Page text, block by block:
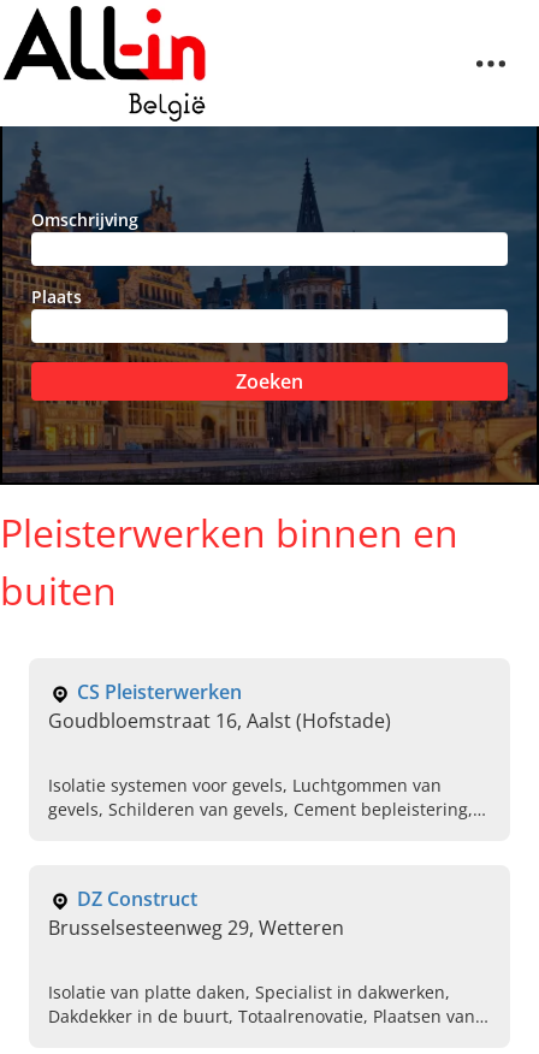
Omschrijving
Plaats
Zoeken
Pleisterwerken binnen en
buiten
CS Pleisterwerken
Goudbloemstraat 16, Aalst (Hofstade)
Isolatie systemen voor gevels, Luchtgommen van
gevels, Schilderen van gevels, Cement bepleistering,
specialist
DZ Construct
Brusselsesteenweg 29, Wetteren
Isolatie van platte daken, Specialist in dakwerken,
Dakdekker in de buurt, Totaalrenovatie, Plaatsen van